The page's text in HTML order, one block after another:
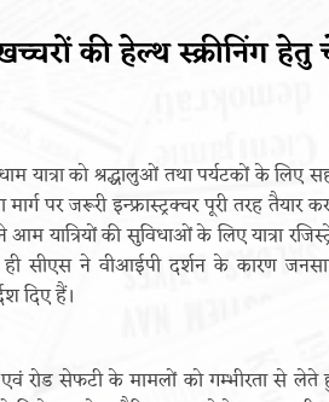
खच्चरों की हेल्थ स्क्रीनिंग
यात्रा को श्रद्धालुओं तथा पर्यटकों के
मार्ग पर जरूरी इन्फ्रास्ट्रक्चर पूरी तरह
आम यात्रियों की सुविधाओं के लिए यात्रा
सीएस ने वीआईपी दर्शन के कारण
दिए हैं।
रोड सेफटी के मामलों को गम्भीरता से लेते